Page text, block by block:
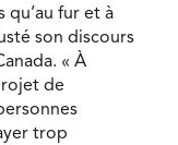
qu’au fur et à
son discours
« À
de
trop